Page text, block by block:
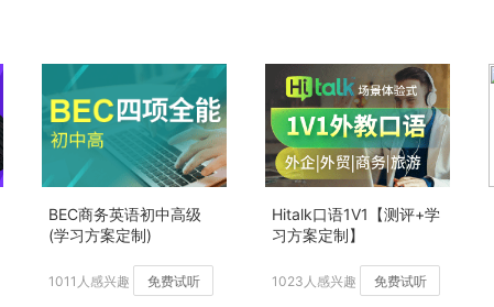
BEC商务英语初中高级
(学习方案定制)
1011人感兴趣 免费试听
Hitalk口语1V1【测评+学
习方案定制】
1023人感兴趣 免费试听